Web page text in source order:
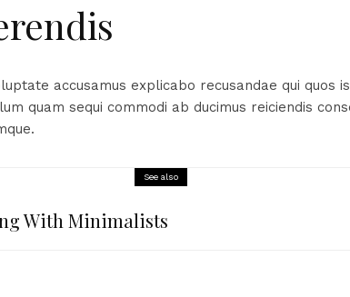
accusamus explicabo recusandae qui quos
quam sequi commodi ab ducimus reiciendis
See also
With Minimalists